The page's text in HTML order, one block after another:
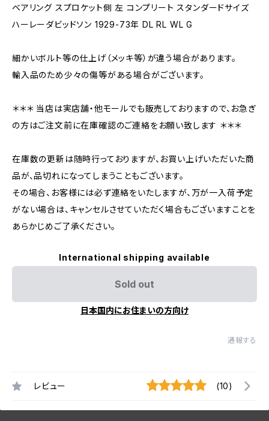
ベアリング スプロケット側 左 コンプリート スタンダードサイズ
ハーレーダビッドソン 1929-73年 DL RL WL G
細かいボルト等の仕上げ（メッキ等）が違う場合があります。
輸入品のため少々の傷等がある場合がございます。
＊＊＊ 当店は実店舗・他モールでも販売しておりますので、お急ぎ
の方はご注文前に在庫確認のご連絡をお願い致します ＊＊＊
在庫数の更新は随時行っておりますが、お買い上げいただいた商
品が、品切れになってしまうこともございます。
その場合、お客様には必ず連絡をいたしますが、万が一入荷予定
がない場合は、キャンセルさせていただく場合もございますことを
あらかじめご了承ください。
International shipping available
Sold out
日本国内にお住まいの方向け
通報する
レビュー (10)